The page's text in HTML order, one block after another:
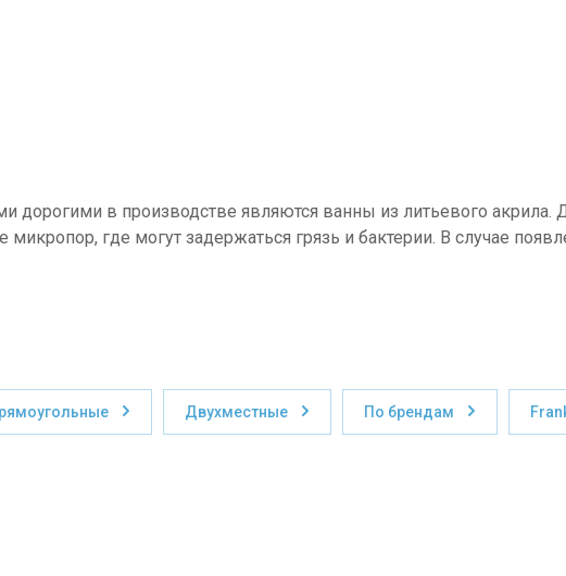
в производстве являются ванны из литьевого акрила.
микропор, где могут задержаться грязь и бактерии. В случае
Двухместные По брендам